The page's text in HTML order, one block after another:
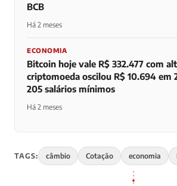
BCB
Há 2 meses
ECONOMIA
Bitcoin hoje vale R$ 332.477 com
criptomoeda oscilou R$ 10.694 em
205 salários mínimos
Há 2 meses
TAGS: câmbio Cotação economia